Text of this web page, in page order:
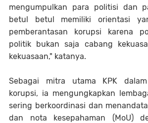
mengumpulkan para politisi dan
betul betul memiliki orientasi
pemberantasan korupsi karena
politik bukan saja cabang
kekuasaan," katanya.
Sebagai mitra utama KPK dalam
korupsi, ia mengungkapkan
sering berkoordinasi dan
dan nota kesepahaman (MoU)